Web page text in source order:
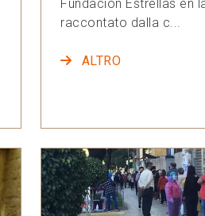
Fundación Estrellas en
raccontato dalla c...
ALTRO